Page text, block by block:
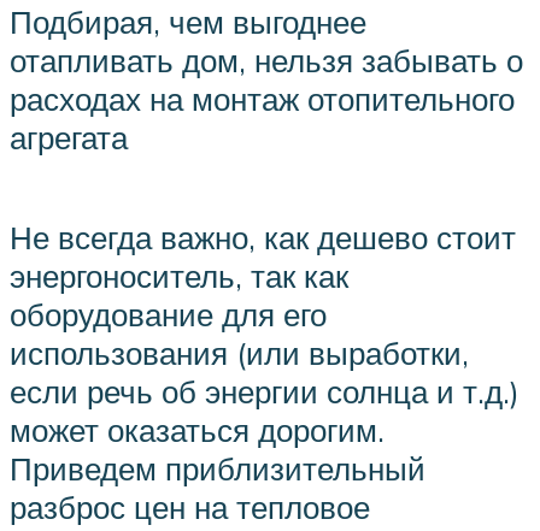
Подбирая, чем выгоднее
отапливать дом, нельзя забывать о
расходах на монтаж отопительного
агрегата
Не всегда важно, как дешево стоит
энергоноситель, так как
оборудование для его
использования (или выработки,
если речь об энергии солнца и т.д.)
может оказаться дорогим.
Приведем приблизительный
разброс цен на тепловое